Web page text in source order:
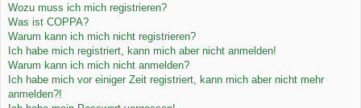
f
Wozu muss ich mich registrieren?
Was ist COPPA?
Warum kann ich mich nicht registrieren?
Ich habe mich registriert, kann mich aber nicht anmelden!
Warum kann ich mich nicht anmelden?
Ich habe mich vor einiger Zeit registriert, kann mich aber nicht mehr
anmelden?!